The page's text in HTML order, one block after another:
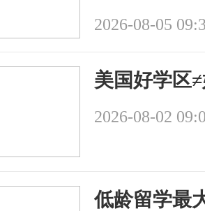
2026-08-05
美国好学区
2026-08-02
低龄留学最